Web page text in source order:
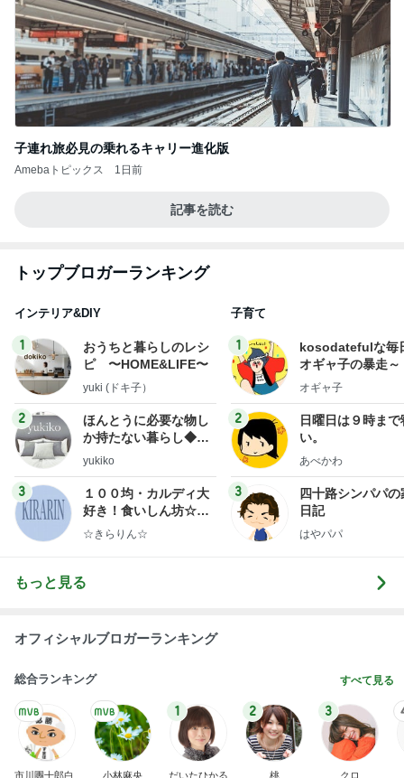
子連れ旅必見の乗れるキャリー進化版
Amebaトピックス 1日前
記事を読む
トップブロガーランキング
インテリア&DIY
1
おうちと暮らしのレシ
ピ 〜HOME&LIFE〜
yuki (ドキ子）
2
ほんとうに必要な物し
か持たない暮らし◆Ke
ep Life Simple◆〜イ
yukiko
3
１００均・カルディ大
好き！食いしん坊☆き
らりん☆のブログ
☆きらりん☆
子育て
1
kosodatefulな毎
オギャ子の暴走～
オギャ子
2
日曜日は９時まで
い。
あべかわ
3
四十路シンパパの
日記
はやパパ
もっと見る
オフィシャルブロガーランキング
総合ランキング すべて見る
市川團十郎白 小林麻央
1
だいたひかる
2
桃
3
クロ